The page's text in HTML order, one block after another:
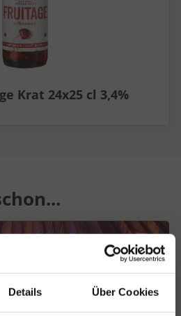
Details Über Cookies
Krat 24x25 cl 3,4%